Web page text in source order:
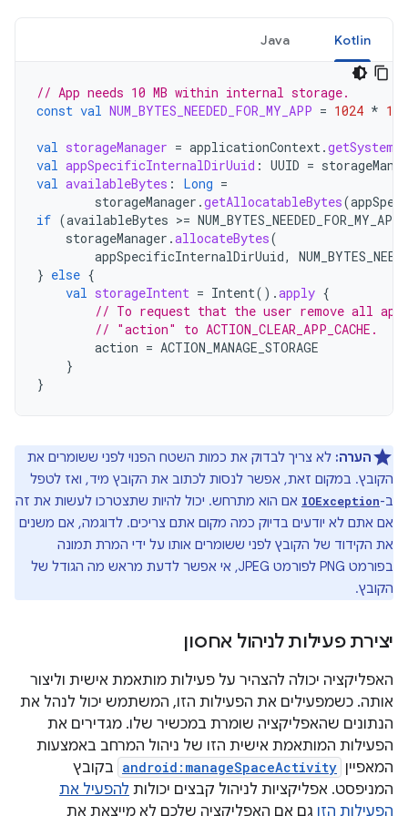
Kotlin
Java
// App needs 10 MB within internal storage.
const val NUM_BYTES_NEEDED_FOR_MY_APP = 1024 *
val storageManager = applicationContext.
val appSpecificInternalDirUuid : UUID =
val availableBytes : Long =
storageManager .getAllocatableBytes(
if (availableBytes >= NUM_BYTES_NEEDED_FOR_MY_APP
storageManager .allocateBytes(
appSpecificInternalDirUuid,
} else {
val storageIntent = Intent().apply {
// To request that the user remove all
// "action" to ACTION_CLEAR_APP_CACHE.
action = ACTION_MANAGE_STORAGE
}
}
הערה: לא צריך לבדוק את כמות השטח הפנוי לפני ששומרים את
הקובץ. במקום זאת, אפשר לנסות לכתוב את הקובץ מיד, ואז לטפל
ב-IOException אם הוא מתרחש. יכול להיות שתצטרכו לעשות את זה
אם אתם לא יודעים בדיוק כמה מקום אתם צריכים. לדוגמה, אם משנים
את הקידוד של הקובץ לפני ששומרים אותו על ידי המרת תמונה
בפורמט PNG לפורמט JPEG, אי אפשר לדעת מראש מה הגודל של
הקובץ.
יצירת פעילות לניהול אחסון
האפליקציה יכולה להצהיר על פעילות מותאמת אישית וליצור
אותה. כשמפעילים את הפעילות הזו, המשתמש יכול לנהל את
הנתונים שהאפליקציה שומרת במכשיר שלו. מגדירים את
הפעילות המותאמת אישית הזו של ניהול המרחב באמצעות
המאפיין android:manageSpaceActivity בקובץ
המניפסט. אפליקציות לניהול קבצים יכולות להפעיל את
הפעילות הזו גם אם האפליקציה שלכם לא מייצאת את